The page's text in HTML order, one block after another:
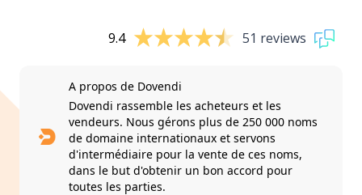
9.4 51 reviews
A propos de Dovendi
Dovendi rassemble les acheteurs et les
vendeurs. Nous gérons plus de 250 000 noms
de domaine internationaux et servons
d'intermédiaire pour la vente de ces noms,
dans le but d'obtenir un bon accord pour
toutes les parties.